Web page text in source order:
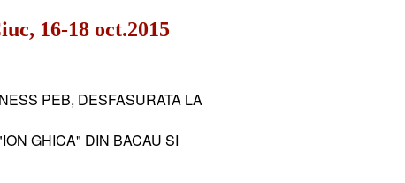
16-18 oct.2015
PEB, DESFASURATA LA
GHICA" DIN BACAU SI